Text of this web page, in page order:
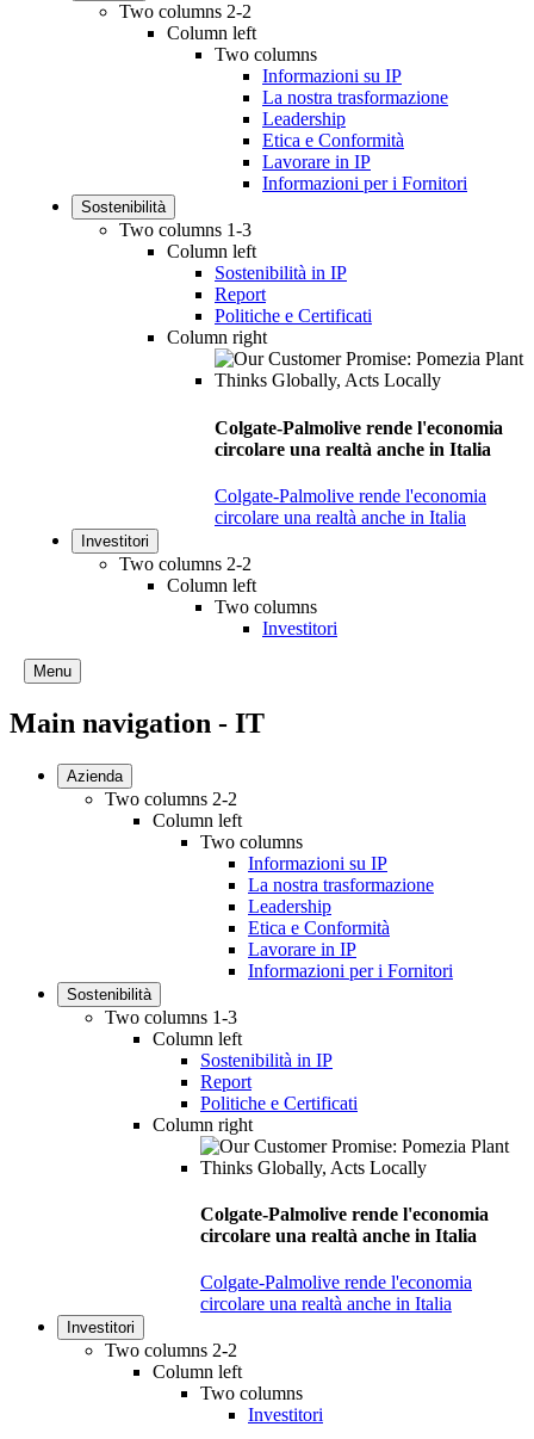
Two columns 2-2
Column left
Two columns
Informazioni su IP
La nostra trasformazione
Leadership
Etica e Conformità
Lavorare in IP
Informazioni per i Fornitori
Sostenibilità
Two columns 1-3
Column left
Sostenibilità in IP
Report
Politiche e Certificati
Column right
Colgate-Palmolive rende l'economia
circolare una realtà anche in Italia
Colgate-Palmolive rende l'economia
circolare una realtà anche in Italia
Investitori
Two columns 2-2
Column left
Two columns
Investitori
Menu
Main navigation - IT
Azienda
Two columns 2-2
Column left
Two columns
Informazioni su IP
La nostra trasformazione
Leadership
Etica e Conformità
Lavorare in IP
Informazioni per i Fornitori
Sostenibilità
Two columns 1-3
Column left
Sostenibilità in IP
Report
Politiche e Certificati
Column right
Colgate-Palmolive rende l'economia
circolare una realtà anche in Italia
Colgate-Palmolive rende l'economia
circolare una realtà anche in Italia
Investitori
Two columns 2-2
Column left
Two columns
Investitori